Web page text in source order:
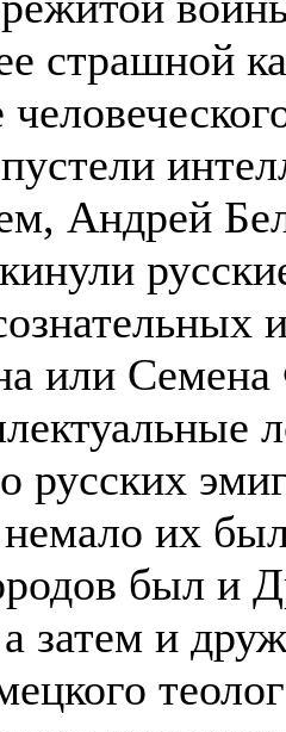
страшной
Андрей
или
русских
их
был и
затем и